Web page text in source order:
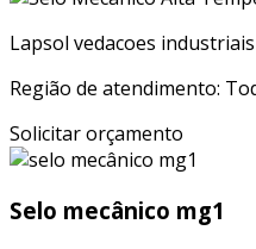
Lapsol vedacoes
Região de atendimento:
Solicitar orçamento
Selo mecânico mg1